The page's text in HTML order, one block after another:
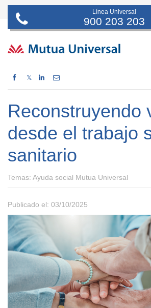
Línea Universal
900 203 203
𝕏
Reconstruyendo
desde el trabajo
sanitario
Temas: Ayuda social Mutua Universal
Publicado el: 03/10/2025